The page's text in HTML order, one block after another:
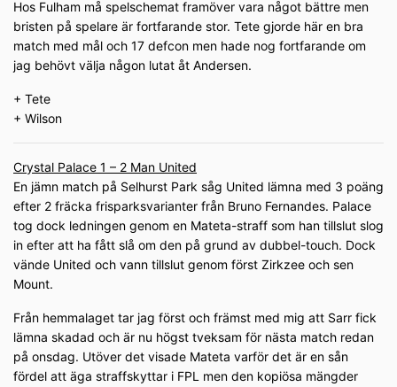
Hos Fulham må spelschemat framöver vara något bättre men
bristen på spelare är fortfarande stor. Tete gjorde här en bra
match med mål och 17 defcon men hade nog fortfarande om
jag behövt välja någon lutat åt Andersen.
+ Tete
+ Wilson
Crystal Palace 1 – 2 Man United
En jämn match på Selhurst Park såg United lämna med 3 poäng
efter 2 fräcka frisparksvarianter från Bruno Fernandes. Palace
tog dock ledningen genom en Mateta-straff som han tillslut slog
in efter att ha fått slå om den på grund av dubbel-touch. Dock
vände United och vann tillslut genom först Zirkzee och sen
Mount.
Från hemmalaget tar jag först och främst med mig att Sarr fick
lämna skadad och är nu högst tveksam för nästa match redan
på onsdag. Utöver det visade Mateta varför det är en sån
fördel att äga straffskyttar i FPL men den kopiösa mängder